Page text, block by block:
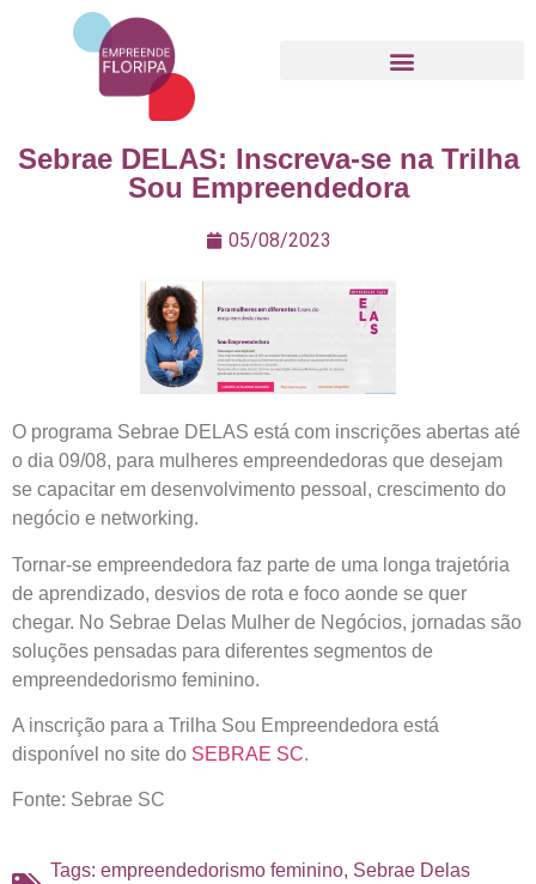
Sebrae DELAS: Inscreva-se na Trilha
Sou Empreendedora
05/08/2023
O programa Sebrae DELAS está com inscrições abertas até
o dia 09/08, para mulheres empreendedoras que desejam
se capacitar em desenvolvimento pessoal, crescimento do
negócio e networking.
Tornar-se empreendedora faz parte de uma longa trajetória
de aprendizado, desvios de rota e foco aonde se quer
chegar. No Sebrae Delas Mulher de Negócios, jornadas são
soluções pensadas para diferentes segmentos de
empreendedorismo feminino.
A inscrição para a Trilha Sou Empreendedora está
disponível no site do SEBRAE SC.
Fonte: Sebrae SC
Tags: empreendedorismo feminino, Sebrae Delas